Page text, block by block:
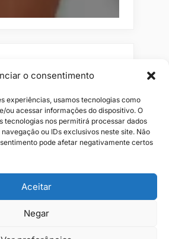
o consentimento
experiências, usamos tecnologias como
ou acessar informações do dispositivo. O
tecnologias nos permitirá processar dados
ou IDs exclusivos neste site. Não
pode afetar negativamente certos
Aceitar
Negar
Combos
Jeans Kits Masculino